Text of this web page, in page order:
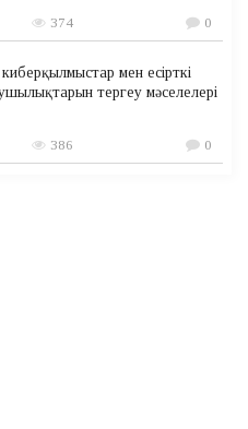
374 0
мен есірткі
тергеу мәселелері
386 0